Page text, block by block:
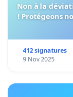
Non à la
! Protégeons
412 signatures
9 Nov 2025